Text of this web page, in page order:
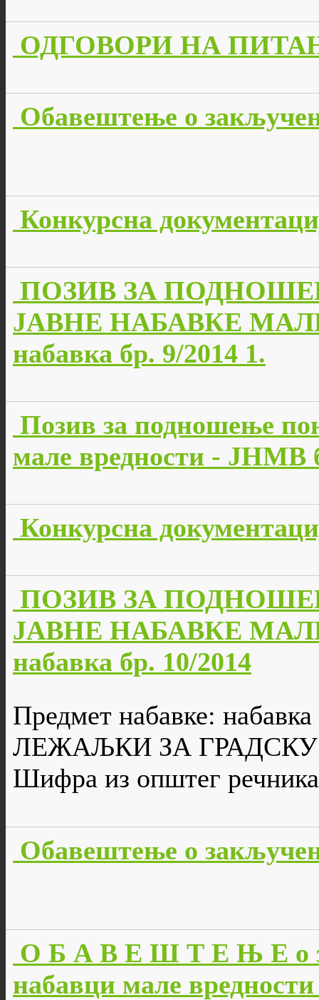
ОДГОВОРИ НА
Обавештење о
Конкурсна
ПОЗИВ ЗА
ЈАВНЕ НАБАВКЕ
набавка бр. 9/2014 1.
Позив за подношење
мале вредности - JНМВ
Конкурсна
ПОЗИВ ЗА
ЈАВНЕ НАБАВКЕ
набавка бр. 10/2014
Предмет набавке:
ЛЕЖАЉКИ ЗА
Шифра из општег
Обавештење о
О Б А В Е Ш Т Е Њ Е о
набавци мале вредности